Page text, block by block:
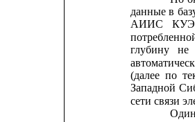
данные в
АИИС
КУЭ
глубину
не
(далее по
Западной
сети связи
Один